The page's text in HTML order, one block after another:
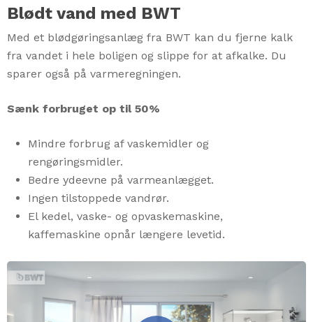
Blødt vand med BWT
Med et blødgøringsanlæg fra BWT kan du fjerne kalk
fra vandet i hele boligen og slippe for at afkalke. Du
sparer også på varmeregningen.
Sænk forbruget op til 50%
Mindre forbrug af vaskemidler og
rengøringsmidler.
Bedre ydeevne på varmeanlægget.
Ingen tilstoppede vandrør.
El kedel, vaske- og opvaskemaskine,
kaffemaskine opnår længere levetid.
Play Video
Play Video